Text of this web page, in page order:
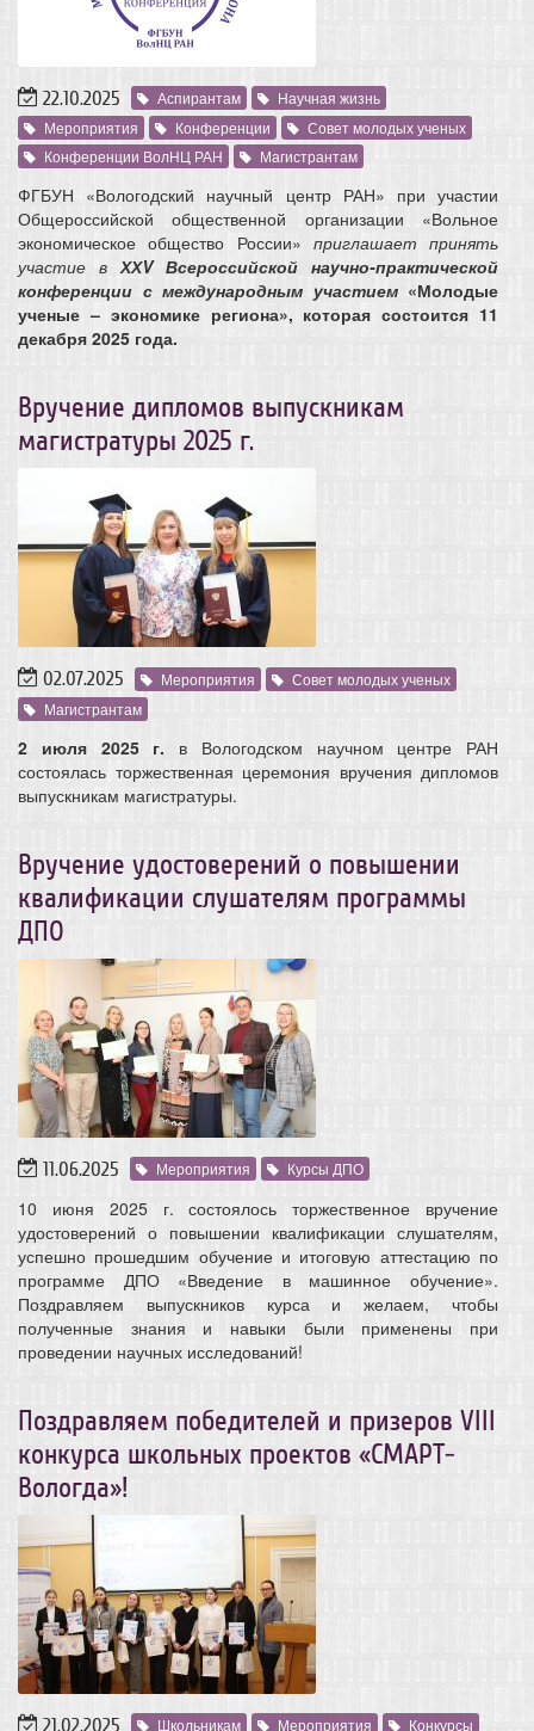
22.10.2025 Аспирантам
Научная жизнь
Мероприятия
Конференции
Совет молодых ученых
Конференции ВолНЦ РАН
Магистрантам
ФГБУН «Вологодский научный центр РАН» при участии
Общероссийской общественной организации «Вольное
экономическое общество России» приглашает принять
участие вХХV Всероссийской научно-практической
конференции с международным участием «Молодые
ученые – экономике региона», которая состоится 11
декабря 2025 года.
Вручение дипломов выпускникам
магистратуры 2025 г.
02.07.2025 Мероприятия
Совет молодых ученых
Магистрантам
2 июля 2025 г. в Вологодском научном центре РАН
состоялась торжественная церемония вручения дипломов
выпускникам магистратуры.
Вручение удостоверений о повышении
квалификации слушателям программы
ДПО
11.06.2025 Мероприятия Курсы ДПО
10 июня 2025 г. состоялось торжественное вручение
удостоверений о повышении квалификации слушателям,
успешно прошедшим обучение и итоговую аттестацию по
программе ДПО «Введение в машинное обучение».
Поздравляем выпускников курса и желаем, чтобы
полученные знания и навыки были применены при
проведении научных исследований!
Поздравляем победителей и призеров VIII
конкурса школьных проектов «СМАРТ-
Вологда»!
21.02.2025 Школьникам Мероприятия Конкурсы